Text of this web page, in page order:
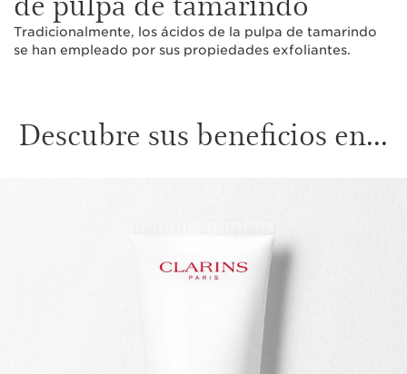
Tradicionalmente, los ácidos de la pulpa de tamarindo
se han empleado por sus propiedades exfoliantes.
Descubre sus beneficios en...